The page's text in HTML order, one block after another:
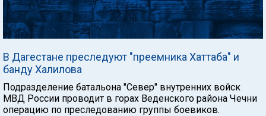
В Дагестане преследуют "преемника Хаттаба" и
банду Халилова
Подразделение батальона "Север" внутренних войск
МВД России проводит в горах Веденского района Чечни
операцию по преследованию группы боевиков.